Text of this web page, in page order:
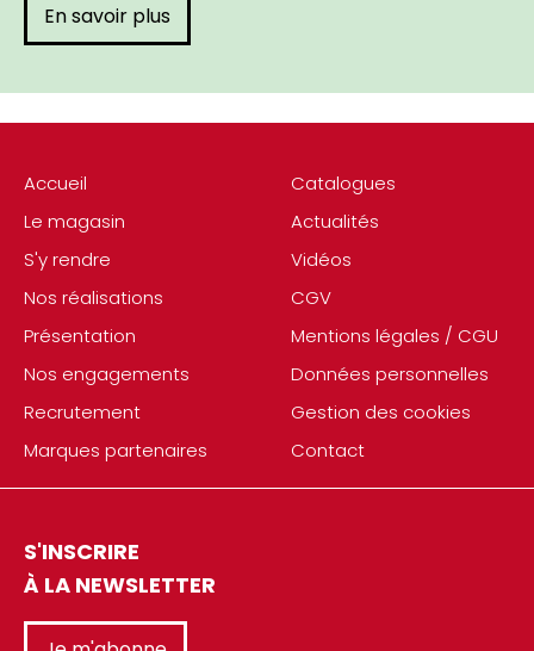
Accueil
Le magasin
S'y rendre
Nos réalisations
Présentation
Nos engagements
Recrutement
Marques partenaires
Catalogues
Actualités
Vidéos
CGV
Mentions légales / CGU
Données personnelles
Gestion des cookies
Contact
S'INSCRIRE
À LA NEWSLETTER
En savoir plus